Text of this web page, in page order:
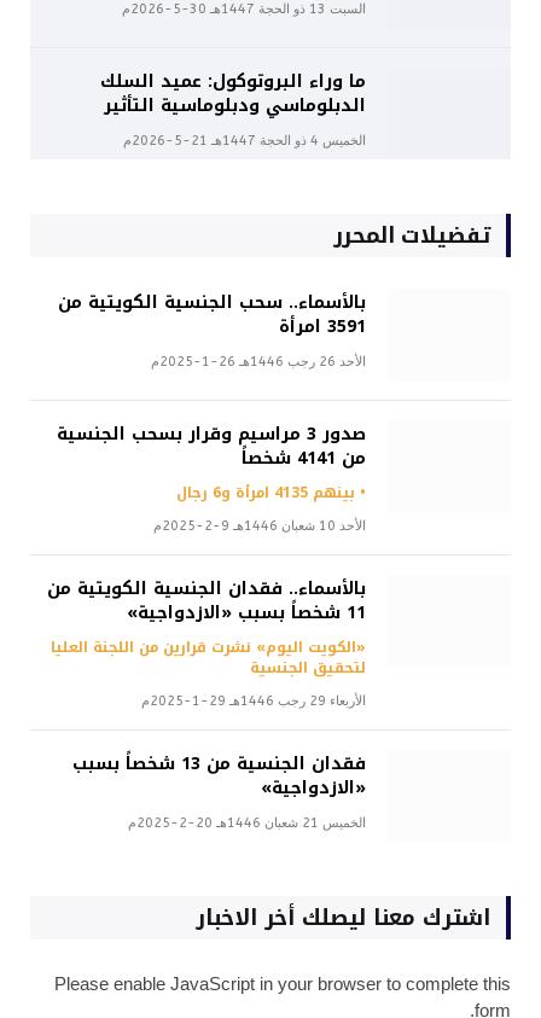
السبت 13 ذو الحجة 1447هـ 30-5-2026م
ما وراء البروتوكول: عميد السلك
الدبلوماسي ودبلوماسية التأثير
الخميس 4 ذو الحجة 1447هـ 21-5-2026م
تفضيلات المحرر
بالأسماء.. سحب الجنسية الكويتية من
3591 امرأة
الأحد 26 رجب 1446هـ 26-1-2025م
صدور 3 مراسيم وقرار بسحب الجنسية
من 4141 شخصاً
• بينهم 4135 امرأة و6 رجال
الأحد 10 شعبان 1446هـ 9-2-2025م
بالأسماء.. فقدان الجنسية الكويتية من
11 شخصاً بسبب «الازدواجية»
«الكويت اليوم» نشرت قرارين من اللجنة العليا
لتحقيق الجنسية
الأربعاء 29 رجب 1446هـ 29-1-2025م
فقدان الجنسية من 13 شخصاً بسبب
«الازدواجية»
الخميس 21 شعبان 1446هـ 20-2-2025م
اشترك معنا ليصلك أخر الاخبار
Please enable JavaScript in your browser to complete this
form.